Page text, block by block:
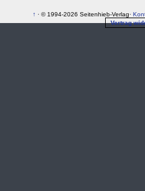
↑ · © 1994-2026 Seitenhieb-Verlag·
Vertrag